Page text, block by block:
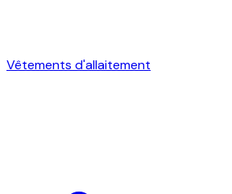
Vêtements d'allaitement